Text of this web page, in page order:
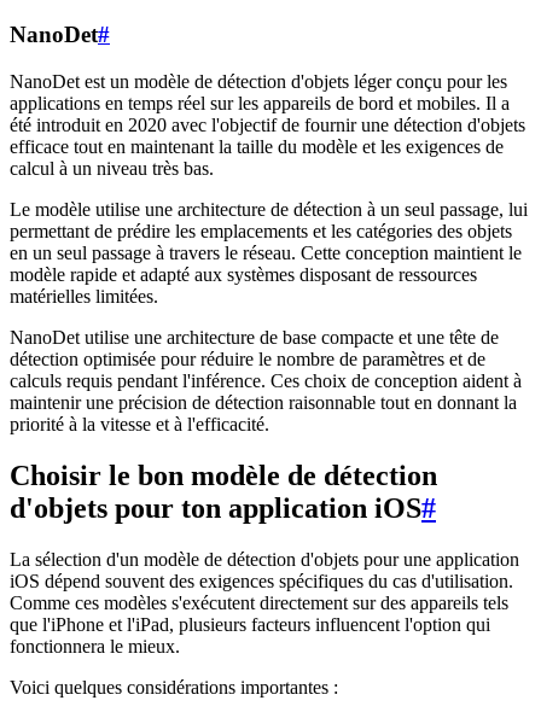
NanoDet#
NanoDet est un modèle de détection d'objets léger conçu pour les
applications en temps réel sur les appareils de bord et mobiles. Il a
été introduit en 2020 avec l'objectif de fournir une détection d'objets
efficace tout en maintenant la taille du modèle et les exigences de
calcul à un niveau très bas.
Le modèle utilise une architecture de détection à un seul passage, lui
permettant de prédire les emplacements et les catégories des objets
en un seul passage à travers le réseau. Cette conception maintient le
modèle rapide et adapté aux systèmes disposant de ressources
matérielles limitées.
NanoDet utilise une architecture de base compacte et une tête de
détection optimisée pour réduire le nombre de paramètres et de
calculs requis pendant l'inférence. Ces choix de conception aident à
maintenir une précision de détection raisonnable tout en donnant la
priorité à la vitesse et à l'efficacité.
Choisir le bon modèle de détection
d'objets pour ton application iOS#
La sélection d'un modèle de détection d'objets pour une application
iOS dépend souvent des exigences spécifiques du cas d'utilisation.
Comme ces modèles s'exécutent directement sur des appareils tels
que l'iPhone et l'iPad, plusieurs facteurs influencent l'option qui
fonctionnera le mieux.
Voici quelques considérations importantes :